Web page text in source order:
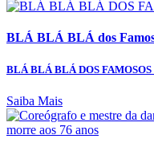
BLÁ BLÁ BLÁ dos
BLÁ BLÁ BLÁ DOS FAMOSOS
Saiba Mais